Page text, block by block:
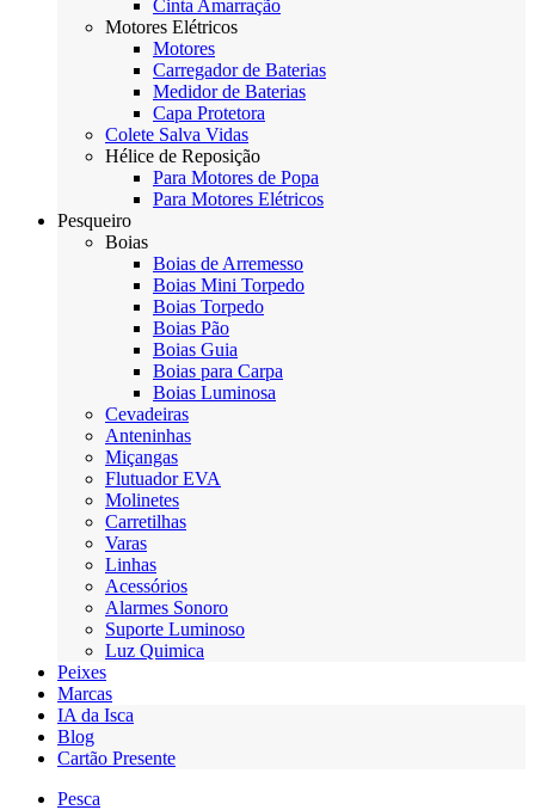
Cinta Amarração
Motores Elétricos
Motores
Carregador de Baterias
Medidor de Baterias
Capa Protetora
Colete Salva Vidas
Hélice de Reposição
Para Motores de Popa
Para Motores Elétricos
Pesqueiro
Boias
Boias de Arremesso
Boias Mini Torpedo
Boias Torpedo
Boias Pão
Boias Guia
Boias para Carpa
Boias Luminosa
Cevadeiras
Anteninhas
Miçangas
Flutuador EVA
Molinetes
Carretilhas
Varas
Linhas
Acessórios
Alarmes Sonoro
Suporte Luminoso
Luz Quimica
Peixes
Marcas
IA da Isca
Blog
Cartão Presente
Pesca